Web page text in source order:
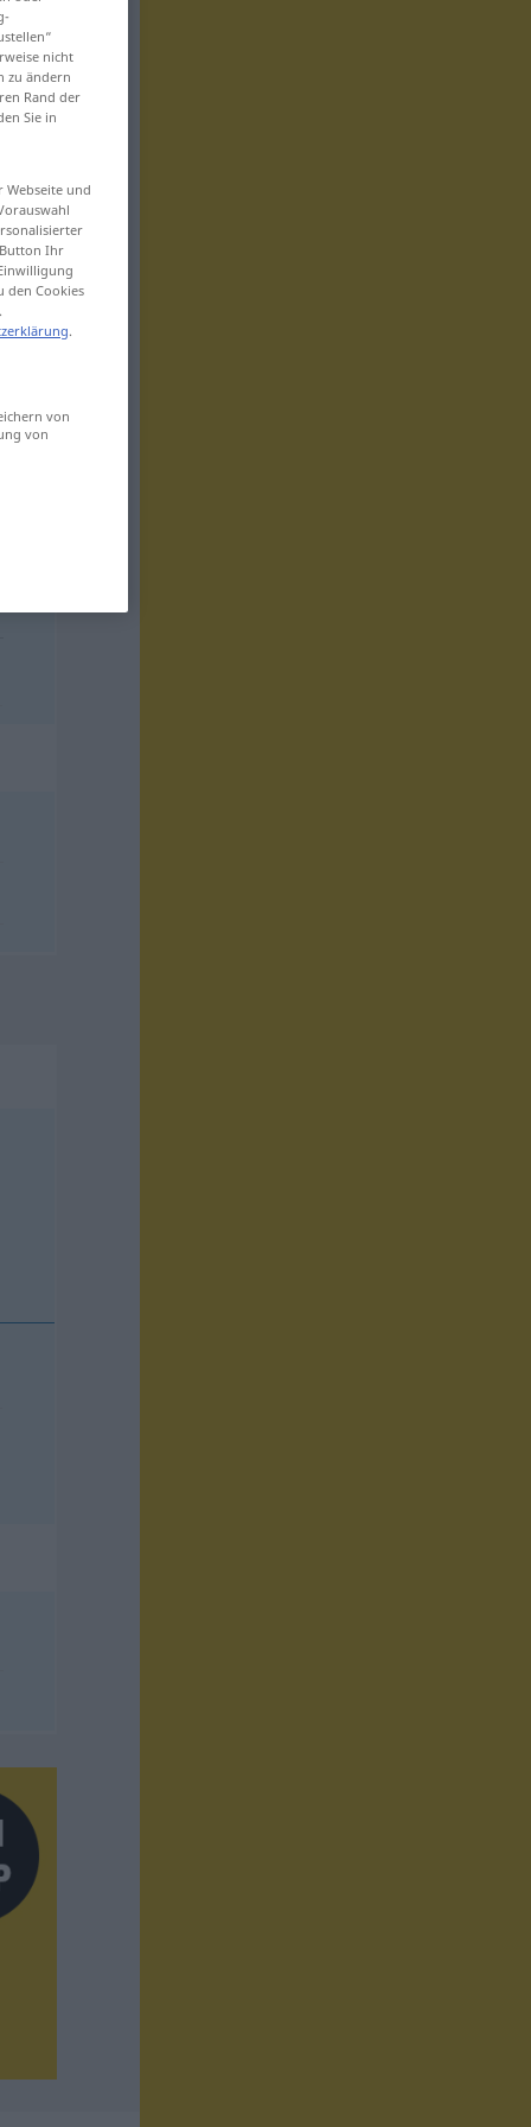
nicht
zu ändern
Rand der
Sie in
und
Ihr
den Cookies
.
von
von